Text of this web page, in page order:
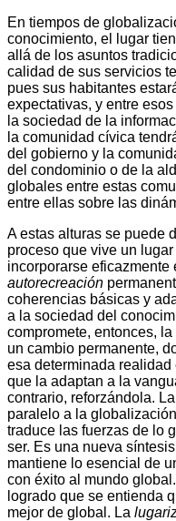
En tiempos de
conocimiento, el lugar
allá de los asuntos
calidad de sus servicios
pues sus habitantes
expectativas, y entre
la sociedad de la
la comunidad cívica
del gobierno y la
del condominio o de la
globales entre estas
entre ellas sobre las
A estas alturas se puede
proceso que vive un
incorporarse eficazmente
autorecreación
coherencias básicas y
a la sociedad del
compromete, entonces,
un cambio permanente,
esa determinada
que la adaptan a la
contrario, reforzándola. La
paralelo a la
traduce las fuerzas de lo
ser. Es una nueva
mantiene lo esencial de
con éxito al mundo
logrado que se entienda
mejor de global. La